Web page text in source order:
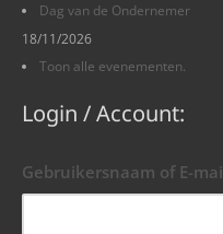
Dag van de Ondernemer
18/11/2026
Toon alle evenementen.
Login / Account:
Gebruikersnaam of E-